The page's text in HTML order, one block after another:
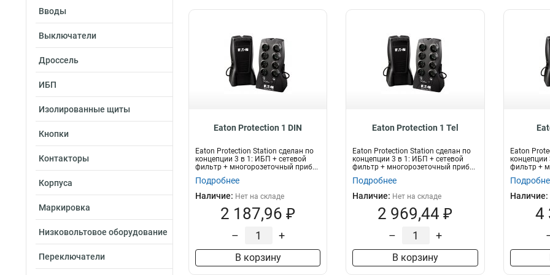
Вводы
Выключатели
Дроссель
ИБП
Изолированные щиты
Кнопки
Контакторы
Корпуса
Маркировка
Низковольтовое оборудование
Переключатели
Eaton Protection 1 DIN
Eaton Protection Station сделан по
концепции 3 в 1: ИБП + сетевой
фильтр + многорозеточный приб...
Подробнее
Наличие: Нет на складе
2 187,96 ₽
– +
В корзину
Eaton Protection 1 Tel
Eaton Protection Station сделан по
концепции 3 в 1: ИБП + сетевой
фильтр + многорозеточный приб...
Подробнее
Наличие: Нет на складе
2 969,44 ₽
– +
В корзину
Eaton
концепции
фильтр +
Наличие:
4